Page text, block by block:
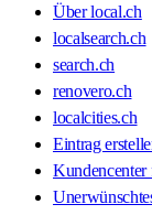
Über local.ch
localsearch.ch
search.ch
renovero.ch
localcities.ch
Eintrag
Kundencenter